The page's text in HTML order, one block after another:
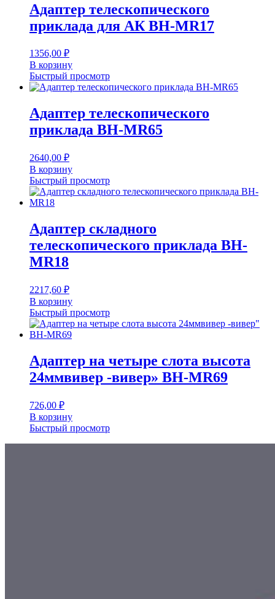
Адаптер телескопического
приклада для АК BH-MR17
1356,00 ₽
В корзину
Быстрый просмотр
Адаптер телескопического
приклада BH-MR65
2640,00 ₽
В корзину
Быстрый просмотр
Адаптер складного
телескопического приклада BH-
MR18
2217,60 ₽
В корзину
Быстрый просмотр
Адаптер на четыре слота высота
24ммвивер -вивер» BH-MR69
726,00 ₽
В корзину
Быстрый просмотр